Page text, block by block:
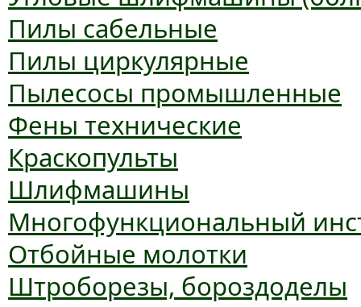
Пилы сабельные
Пилы циркулярные
Пылесосы промышленные
Фены технические
Краскопульты
Шлифмашины
Многофункциональный
Отбойные молотки
Штроборезы, бороздоделы